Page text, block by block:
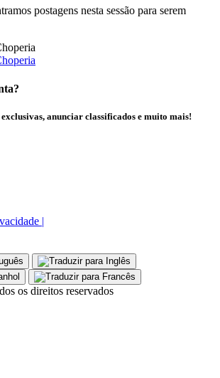
postagens nesta sessão para serem
anunciar classificados e muito mais!
|
os direitos reservados